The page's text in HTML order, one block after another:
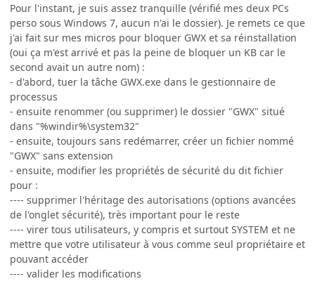
Pour l'instant, je suis assez tranquille (vérifié mes deux PCs
perso sous Windows 7, aucun n'ai le dossier). Je remets ce que
j'ai fait sur mes micros pour bloquer GWX et sa réinstallation
(oui ça m'est arrivé et pas la peine de bloquer un KB car le
second avait un autre nom) :
- d'abord, tuer la tâche GWX.exe dans le gestionnaire de
processus
- ensuite renommer (ou supprimer) le dossier "GWX" situé
dans "%windir%\system32"
- ensuite, toujours sans redémarrer, créer un fichier nommé
"GWX" sans extension
- ensuite, modifier les propriétés de sécurité du dit fichier
pour :
---- supprimer l'héritage des autorisations (options avancées
de l'onglet sécurité), très important pour le reste
---- virer tous utilisateurs, y compris et surtout SYSTEM et ne
mettre que votre utilisateur à vous comme seul propriétaire et
pouvant accéder
---- valider les modifications